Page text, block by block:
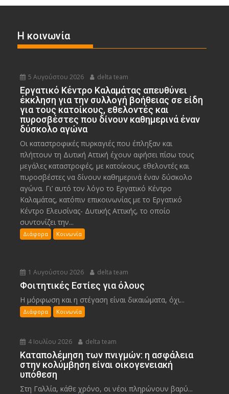
Η κοινωνία
5 Αυγούστου 2026 delta team
Εργατικό Κέντρο Καλαμάτας απευθύνει
έκκληση για την συλλογή βοήθειας σε είδη
για τους κατοίκους, εθελοντές και
πυροσβέστες που δίνουν καθημερινά έναν
δύσκολο αγώνα
Οι καταστροφικές πυρκαγιές που έπληξαν και
πλήττουν τη Δυτική Αττική έχουν αφήσει πίσω τους
μεγάλες καταστροφές, με κατοίκους, εθελοντές και
πυροσβέστες να δίνουν καθημερινά έναν δύσκολο
αγώνα. Γι’ αυτό τον λόγο το Εργατικό Κέντρο
Καλαμάτας, κατόπιν επικοινωνίας με το Εργατικό
Κέντρο Ελευσίνας- Δυτικής Αττικής, το οποίο
συντονίζει την...
Διάφορα Κοινωνία
1 Αυγούστου 2026 delta team
Φοιτητικές Εστίες για όλους
Η μόρφωση και η στέγαση είναι δικαιώματα, όχι...
Διάφορα Κοινωνία
4 Ιουλίου 2026 delta team
Καταπολέμηση των πνιγμών: η ασφάλεια
στην κολύμβηση είναι οικογενειακή
υπόθεση
Στη Γαλλία, κάθε χρόνο, οι νέοι πληρώνουν βαρύ...